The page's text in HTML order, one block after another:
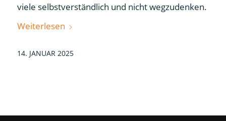
viele selbstverständlich und nicht wegzudenken.
Weiterlesen
14. JANUAR 2025